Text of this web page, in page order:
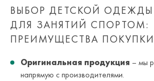
ВЫБОР ДЕТСКОЙ ОДЕЖДЫ
ДЛЯ ЗАНЯТИЙ СПОРТОМ:
ПРЕИМУЩЕСТВА ПОКУПКИ
Оригинальная продукция – мы
напрямую с производителями.